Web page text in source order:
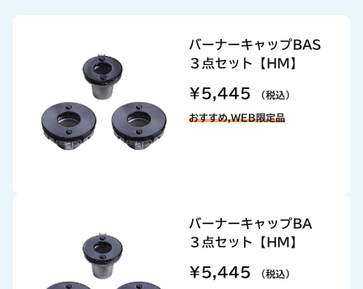
バーナーキャップBAS
３点セット【HM】
¥5,445 （税込）
おすすめ,WEB限定品
バーナーキャップBA
３点セット【HM】
¥5,445 （税込）